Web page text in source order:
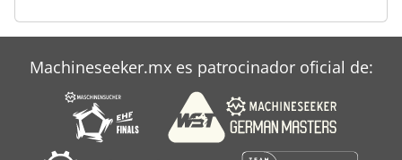
Overbeck
Schleicher Bohrfix
Machineseeker.mx es patrocinador oficial de: